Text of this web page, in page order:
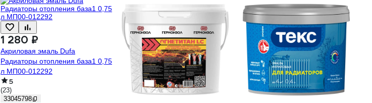
1 280 ₽
Акриловая эмаль Dufa
Радиаторы отопления база1 0,75
л МП00-012292
5
(23)
33045798